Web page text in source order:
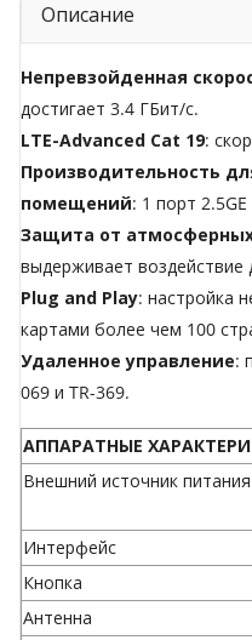
Описание
Непревзойденная
достигает 3.4 ГБит/с.
LTE-Advanced Cat 19:
Производительность
помещений: 1 порт 2.5GE
Защита от
выдерживает
Plug and Play: настройка
картами более чем 100
Удаленное управление:
069 и TR-369.
АППАРАТНЫЕ
Внешний источник питания
Интерфейс
Кнопка
Антенна